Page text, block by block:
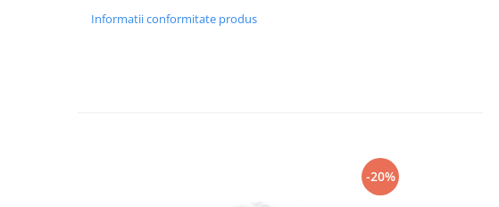
Informatii conformitate produs
-20%